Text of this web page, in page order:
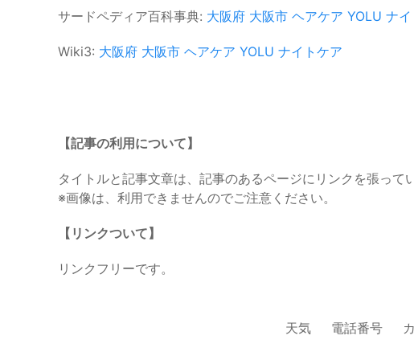
サードペディア百科事典: 大阪府 大阪市 ヘアケア YOLU ナ
Wiki3: 大阪府 大阪市 ヘアケア YOLU ナイトケア
【記事の利用について】
タイトルと記事文章は、記事のあるページにリンクを張って
※画像は、利用できませんのでご注意ください。
【リンクついて】
リンクフリーです。
天気 電話番号